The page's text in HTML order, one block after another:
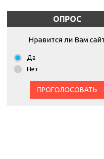
ОПРОС
Нравится ли Вам
Да
Нет
ПРОГОЛОСОВАТЬ